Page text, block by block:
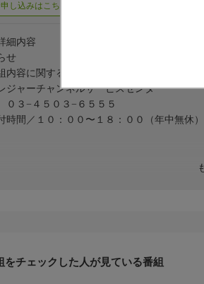
し込みはこちら
細内容
せ
内容に関するお問い合わせは）
ャーチャンネルサービスセンター
−４５０３−６５５５
間／１０：００〜１８：００（年中無休）
をチェックした人が見ている番組